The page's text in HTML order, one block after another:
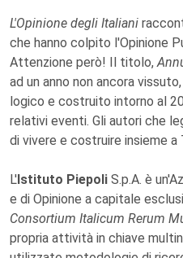
L'Opinione degli Italiani
che hanno colpito l'Opinione
Attenzione però! Il titolo,
ad un anno non ancora
logico e costruito intorno al
relativi eventi. Gli autori che
di vivere e costruire insieme a
L'Istituto Piepoli S.p.A. è
e di Opinione a capitale
Consortium Italicum Rerum
propria attività in chiave